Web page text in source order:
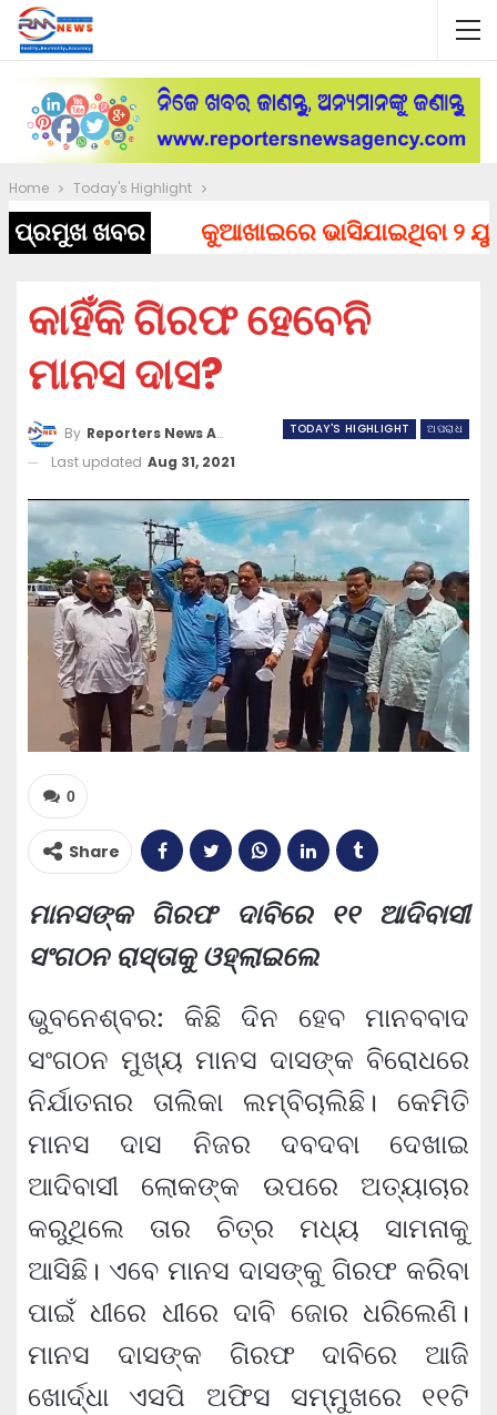
Home Today's Highlight
ପ୍ରମୁଖ ଖବର କୁଆଖାଇରେ ଭାସିଯାଇଥିବା ୨
କାହିଁକି ଗିରଫ ହେବେନି
ମାନସ ଦାସ?
TODAY'S HIGHLIGHT ଅପରାଧ
By Reporters News Agency
Last updated Aug 31, 2021
0
Share
ମାନସଙ୍କ ଗିରଫ ଦାବିରେ ୧୧ ଆଦିବାସୀ
ସଂଗଠନ ରାସ୍ତାକୁ ଓହ୍ଲାଇଲେ
ଭୁବନେଶ୍ବର: କିଛି ଦିନ ହେବ ମାନବବାଦ
ସଂଗଠନ ମୁଖ୍ୟ ମାନସ ଦାସଙ୍କ ବିରୋଧରେ
ନିର୍ଯାତନାର ତାଲିକା ଲମ୍ବିଚାଲିଛି। କେମିତି
ମାନସ ଦାସ ନିଜର ଦବଦବା ଦେଖାଇ
ଆଦିବାସୀ ଲୋକଙ୍କ ଉପରେ ଅତ୍ୟାଚାର
କରୁଥିଲେ ତାର ଚିତ୍ର ମଧ୍ୟ ସାମନାକୁ
ଆସିଛି। ଏବେ ମାନସ ଦାସଙ୍କୁ ଗିରଫ କରିବା
ପାଇଁ ଧୀରେ ଧୀରେ ଦାବି ଜୋର ଧରିଲେଣି।
ମାନସ ଦାସଙ୍କ ଗିରଫ ଦାବିରେ ଆଜି
ଖୋର୍ଦ୍ଧା ଏସପି ଅଫିସ ସମ୍ମୁଖରେ ୧୧ଟି